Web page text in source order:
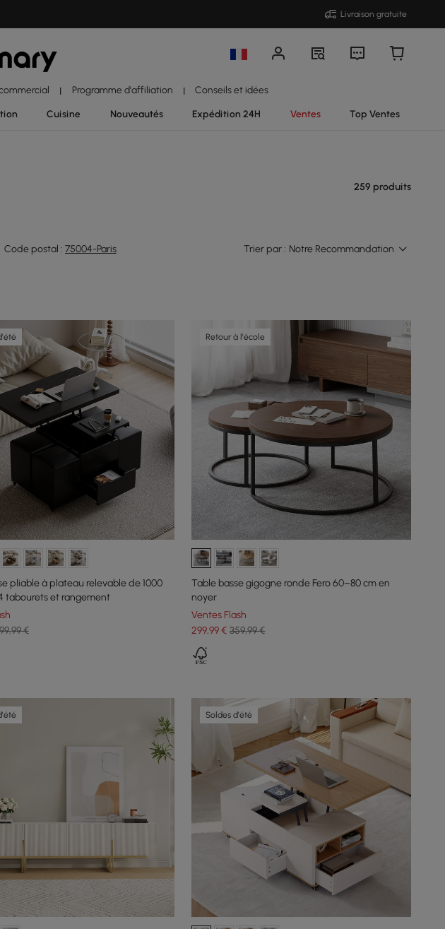
Livraison gratuite
| Programme d'affiliation | Conseils et idées
Cuisine Nouveautés Expédition 24H Ventes Top Ventes
259 produits
Code postal : 75004-Paris Trier par : Notre Recommandation
pliable à plateau relevable de 1000
tabourets et rangement
€
Retour à l'école
Table basse gigogne ronde Fero 60–80 cm en
noyer
Ventes Flash
299,99€ 359,99 €
Soldes d'été